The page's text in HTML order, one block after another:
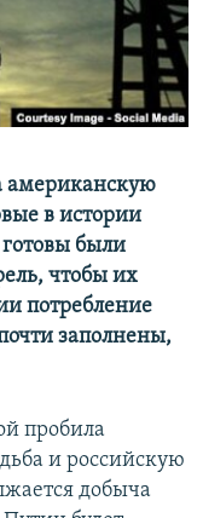
американскую
в истории
были
чтобы их
потребление
заполнены,
пробила
и российскую
добыча